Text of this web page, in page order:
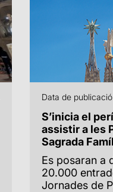
Data de publicació
S’inicia el
assistir a les
Sagrada
Es posaran a
20.000
Jornades de